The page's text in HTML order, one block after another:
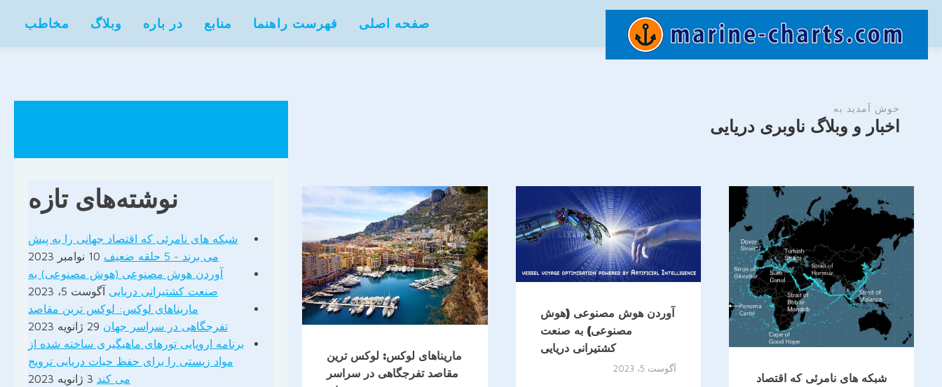
صفحه اصلی فهرست راهنما منابع در باره وبلاگ مخاطب
خوش آمدید به
اخبار و وبلاگ ناوبری دریایی
شبکه های نامرئی که اقتصاد
آوردن هوش مصنوعی (هوش
مصنوعی) به صنعت
کشتیرانی دریایی
آگوست 5، 2023
ماریناهای لوکس: لوکس ترین
مقاصد تفرجگاهی در سراسر
نوشته‌های تازه
شبکه های نامرئی که اقتصاد جهانی را به پیش
می برند - 5 حلقه ضعیف
10 نوامبر 2023
آوردن هوش مصنوعی (هوش مصنوعی) به
صنعت کشتیرانی دریایی آگوست 5، 2023
ماریناهای لوکس: لوکس ترین مقاصد
تفرجگاهی در سراسر جهان 29 ژانویه 2023
برنامه اروپایی تورهای ماهیگیری ساخته شده از
مواد زیستی را برای حفظ حیات دریایی ترویج
می کند 3 ژانویه 2023